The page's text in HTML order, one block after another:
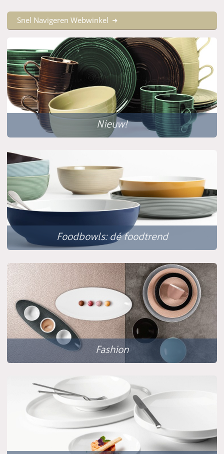
Snel Navigeren Webwinkel
Nieuw!
Foodbowls: dé foodtrend
Fashion